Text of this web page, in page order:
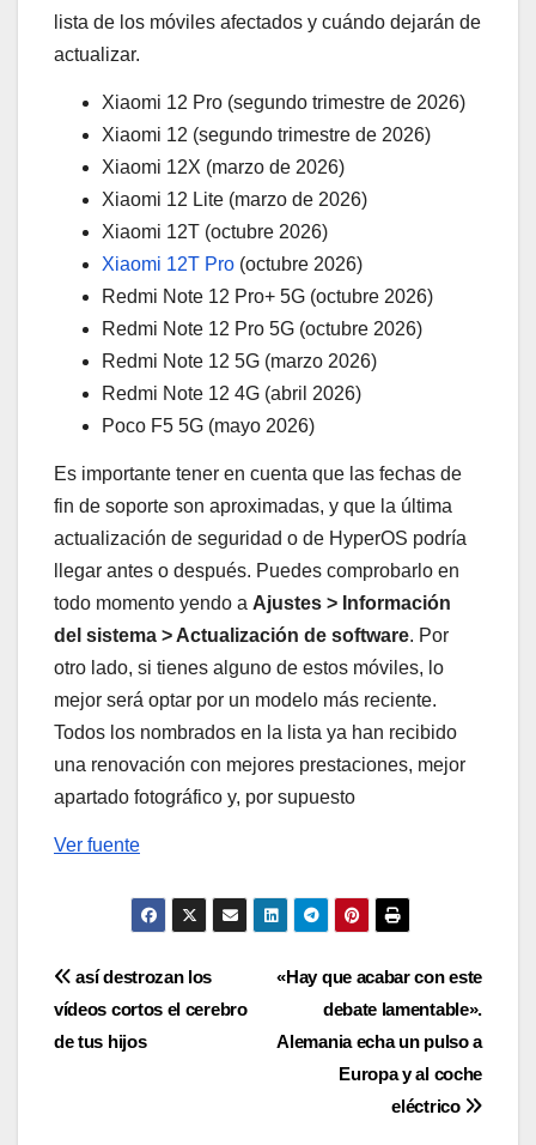
lista de los móviles afectados y cuándo dejarán de
actualizar.
Xiaomi 12 Pro (segundo trimestre de 2026)
Xiaomi 12 (segundo trimestre de 2026)
Xiaomi 12X (marzo de 2026)
Xiaomi 12 Lite (marzo de 2026)
Xiaomi 12T (octubre 2026)
Xiaomi 12T Pro (octubre 2026)
Redmi Note 12 Pro+ 5G (octubre 2026)
Redmi Note 12 Pro 5G (octubre 2026)
Redmi Note 12 5G (marzo 2026)
Redmi Note 12 4G (abril 2026)
Poco F5 5G (mayo 2026)
Es importante tener en cuenta que las fechas de
fin de soporte son aproximadas, y que la última
actualización de seguridad o de HyperOS podría
llegar antes o después. Puedes comprobarlo en
todo momento yendo a Ajustes > Información
del sistema > Actualización de software. Por
otro lado, si tienes alguno de estos móviles, lo
mejor será optar por un modelo más reciente.
Todos los nombrados en la lista ya han recibido
una renovación con mejores prestaciones, mejor
apartado fotográfico y, por supuesto
Ver fuente
Navegación
de
«Hay que acabar con este
debate lamentable».
Alemania echa un pulso a
Europa y al coche
eléctrico
así destrozan los
vídeos cortos el cerebro
de tus hijos